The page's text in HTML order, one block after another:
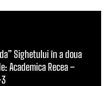
Sighetului în a doua
Academica Recea –